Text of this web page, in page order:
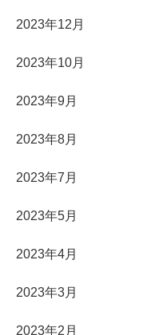
2023年12月
2023年10月
2023年9月
2023年8月
2023年7月
2023年5月
2023年4月
2023年3月
2023年2月